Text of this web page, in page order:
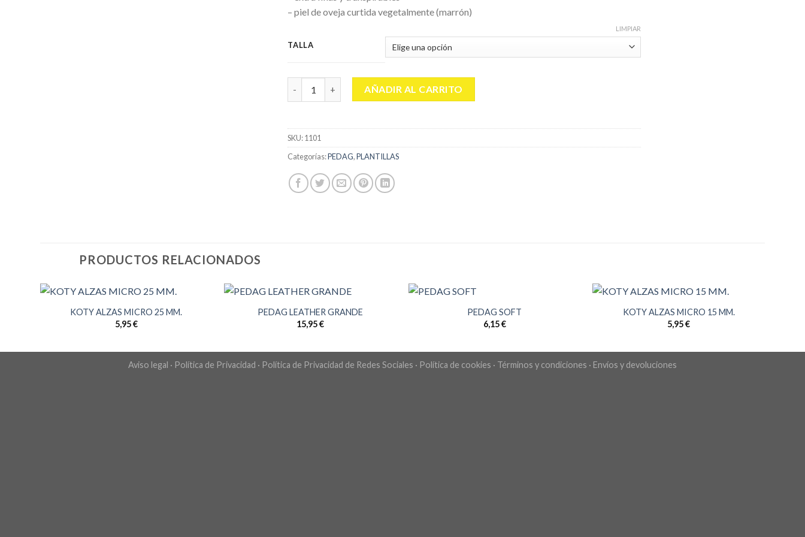
– piel de oveja curtida vegetalmente (marrón)
TALLA
LIMPIAR
PEDAG LEATHER NIÑO cantidadAÑADIR AL CARRITO
SKU:1101
Categorías:PEDAG,PLANTILLAS
PRODUCTOS RELACIONADOS
KOTY ALZAS MICRO 25 MM.
5,95€
PEDAG LEATHER GRANDE
15,95€
PEDAG SOFT
6,15€
KOTY ALZAS MICRO 15 MM.
5,95€
Aviso legal · Política de Privacidad · Política de Privacidad de Redes Sociales · Política de cookies · Términos y condiciones · Envíos y devoluciones